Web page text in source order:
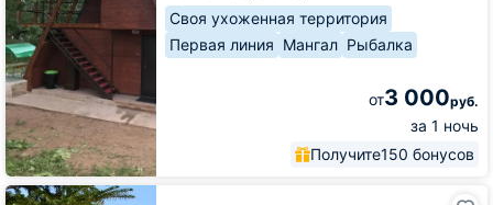
Своя ухоженная территория
Первая линия Мангал Рыбалка
от3 000руб.
за 1 ночь
Получите150 бонусов
База